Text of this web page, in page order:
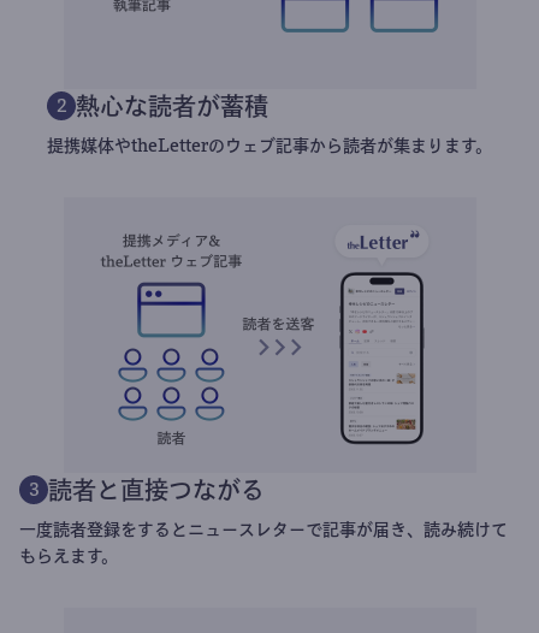
2 熱心な読者が蓄積
提携媒体やtheLetterのウェブ記事から読者が集まります。
3 読者と直接つながる
一度読者登録をするとニュースレターで記事が届き、読み続けて
もらえます。